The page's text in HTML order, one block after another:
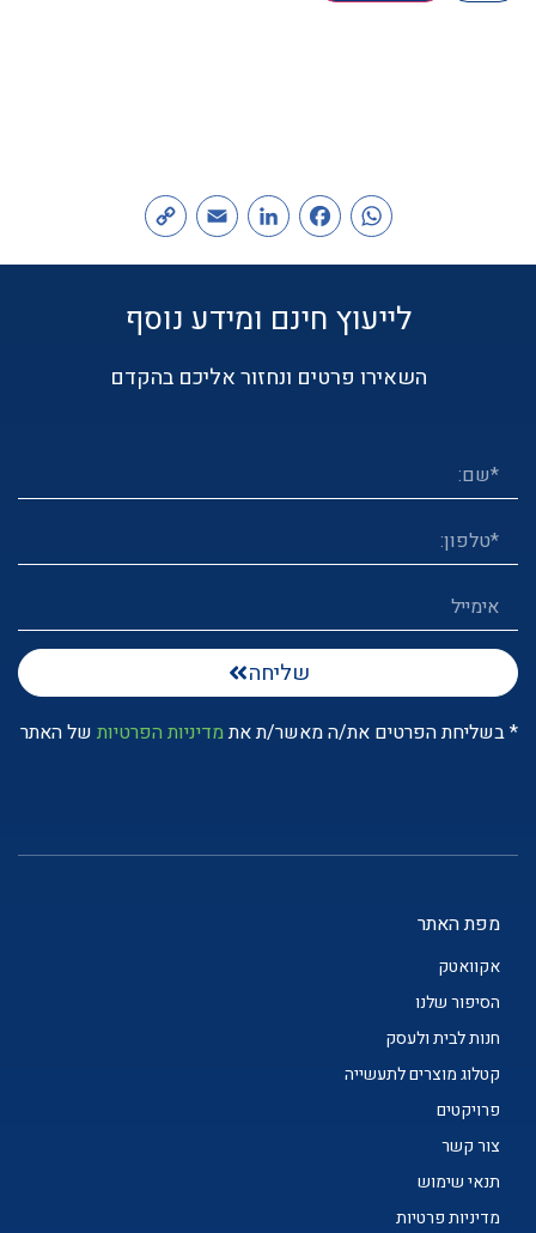
WhatsApp
Facebook
LinkedIn
Email
לייעוץ חינם ומידע נוסף
השאירו פרטים ונחזור אליכם בהקדם
שליחה
* בשליחת הפרטים את/ה מאשר/ת אתמדיניות הפרטיות של האתר
מפת האתר
אקוואטק
הסיפור שלנו
חנות לבית ולעסק
קטלוג מוצרים לתעשייה
פרויקטים
צור קשר
תנאי שימוש
מדיניות פרטיות